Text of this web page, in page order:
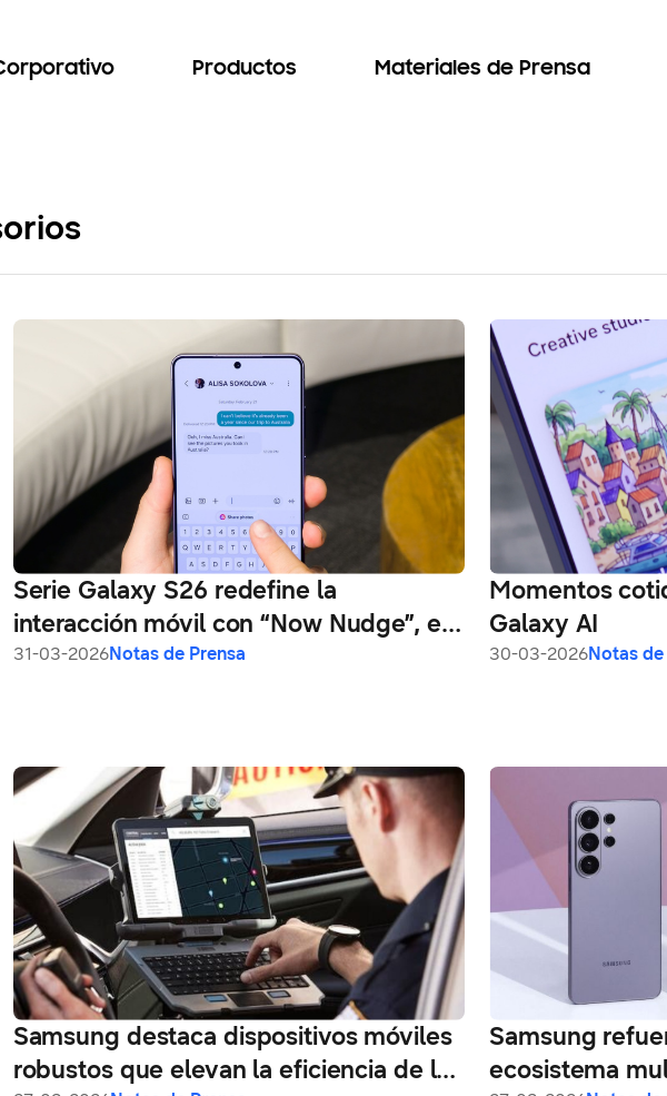
Productos Materiales de Prensa
Serie Galaxy S26 redefine la
interacción móvil con “Now Nudge”, el
fin de la multitarea manual
31-03-2026Notas de Prensa
Momentos
Galaxy AI
30-03-2026Notas de
Samsung destaca dispositivos móviles
robustos que elevan la eficiencia de las
Samsung
ecosistema